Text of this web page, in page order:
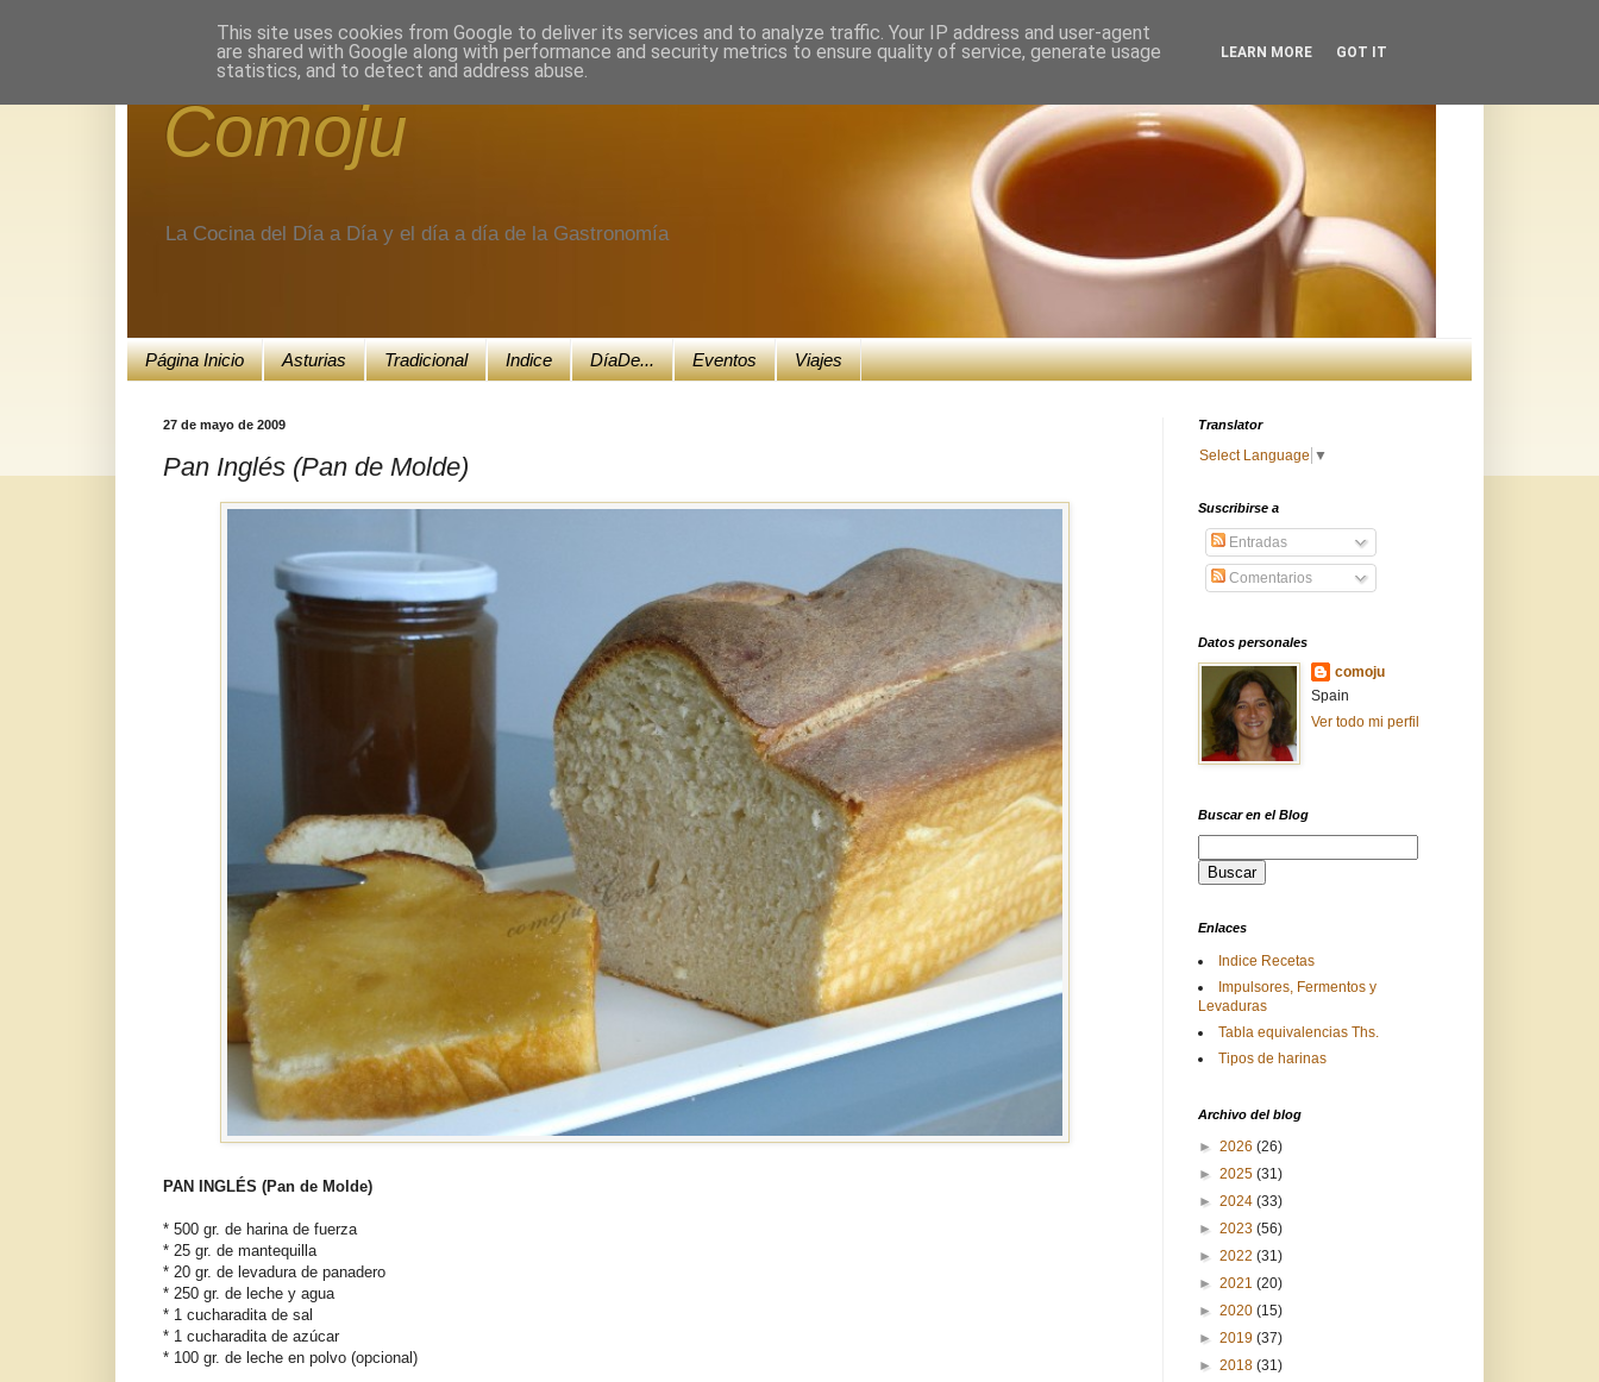
Comoju
La Cocina del Día a Día y el día a día de la Gastronomía
Página Inicio Asturias Tradicional Indice DíaDe... Eventos Viajes
27 de mayo de 2009
Pan Inglés (Pan de Molde)
PAN INGLÉS (Pan de Molde)
* 500 gr. de harina de fuerza
* 25 gr. de mantequilla
* 20 gr. de levadura de panadero
* 250 gr. de leche y agua
* 1 cucharadita de sal
* 1 cucharadita de azúcar
* 100 gr. de leche en polvo (opcional)
Translator
Select Language ▼
Suscribirse a
Entradas
Comentarios
Datos personales
comoju
Spain
Ver todo mi perfil
Buscar en el Blog
Enlaces
Indice Recetas
Impulsores, Fermentos y
Levaduras
Tabla equivalencias Ths.
Tipos de harinas
Archivo del blog
► 2026 (26)
► 2025 (31)
► 2024 (33)
► 2023 (56)
► 2022 (31)
► 2021 (20)
► 2020 (15)
► 2019 (37)
► 2018 (31)
This site uses cookies from Google to deliver its services and to analyze traffic. Your IP address and user-agent
are shared with Google along with performance and security metrics to ensure quality of service, generate usage
statistics, and to detect and address abuse.
LEARN MORE GOT IT